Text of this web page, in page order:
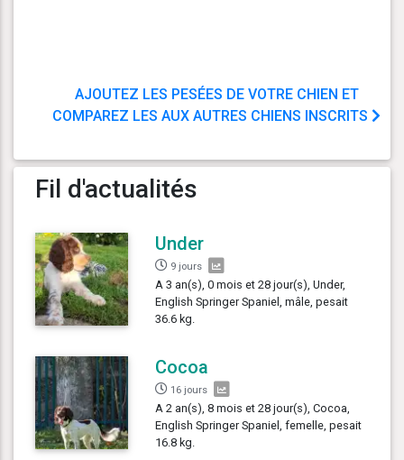
AJOUTEZ LES PESÉES DE VOTRE CHIEN ET
COMPAREZ LES AUX AUTRES CHIENS INSCRITS
Fil d'actualités
Under
9 jours
A 3 an(s), 0 mois et 28 jour(s), Under,
English Springer Spaniel, mâle, pesait
36.6 kg.
Cocoa
16 jours
A 2 an(s), 8 mois et 28 jour(s), Cocoa,
English Springer Spaniel, femelle, pesait
16.8 kg.